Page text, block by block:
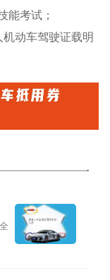
能考试；
动车驾驶证载明